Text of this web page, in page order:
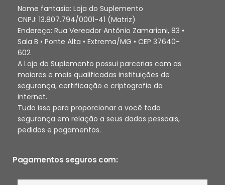
Nome fantasia: Loja do Suplemento
CNPJ: 13.807.794/0001-41 (Matriz)
Endereço: Rua Vereador Antônio Zamarioni, 83 •
Sala B • Ponte Alta • Extrema/MG • CEP 37640-
602
A Loja do Suplemento possui parcerias com as
maiores e mais qualificadas instituições de
segurança, certificação e criptografia da
internet.
Tudo isso para proporcionar a você toda
segurança em relação a seus dados pessoais,
pedidos e pagamentos.
Pagamentos seguros com: